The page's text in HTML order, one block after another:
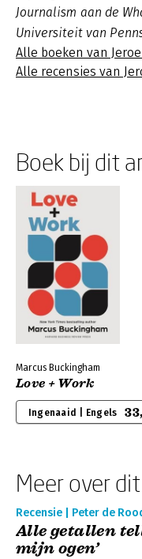
Journalism aan de
Universiteit van
Alle boeken van
Alle recensies van
Boek bij dit
Marcus Buckingham
Love + Work
Ingenaaid | Engels
Meer over
Recensie | Peter de
Alle getallen
mijn ogen’